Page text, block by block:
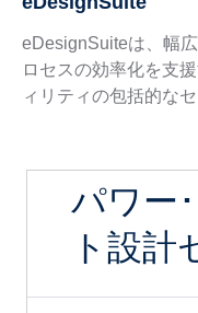
eDesignSuiteは、幅
ロセスの効率化を支
ィリティの包括的なセ
パワー
ト設計